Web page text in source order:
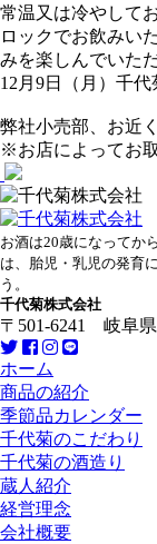
常温又は冷やして
ロックでお飲みい
みを楽しんでいた
12月9日（月）千代
弊社小売部、お近
※お店によってお
お酒は20歳になってか
は、胎児・乳児の発育
う。
千代菊株式会社
〒501-6241 岐阜
ホーム
商品の紹介
季節品カレンダー
千代菊のこだわり
千代菊の酒造り
蔵人紹介
経営理念
会社概要